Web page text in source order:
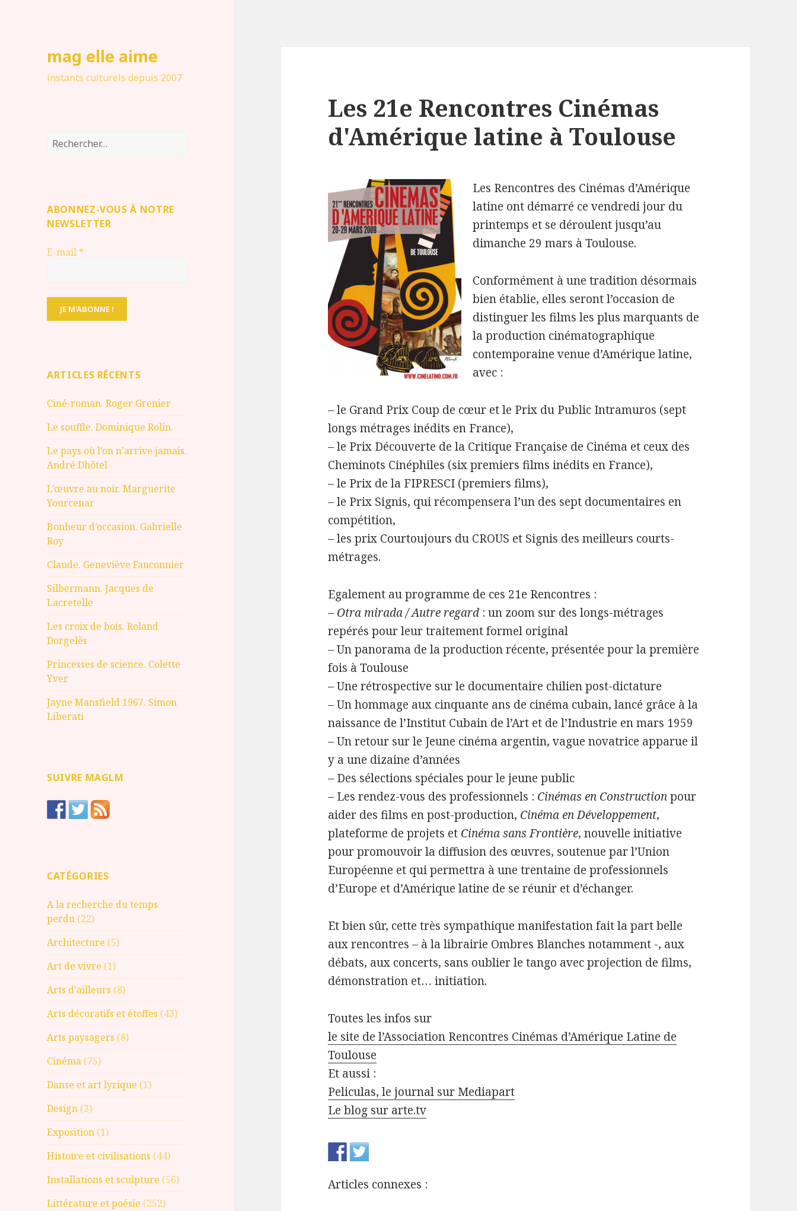
mag elle aime
instants culturels depuis 2007
Rechercher :
ABONNEZ-VOUS À NOTRE
NEWSLETTER
E-mail *
ARTICLES RÉCENTS
Ciné-roman. Roger Grenier
Le souffle. Dominique Rolin.
Le pays où l’on n’arrive jamais.
André Dhôtel
L’œuvre au noir. Marguerite
Yourcenar
Bonheur d’occasion. Gabrielle
Roy
Claude. Geneviève Fauconnier
Silbermann. Jacques de
Lacretelle
Les croix de bois. Roland
Dorgelès
Princesses de science. Colette
Yver
Jayne Mansfield 1967. Simon
Liberati
SUIVRE MAGLM
CATÉGORIES
A la recherche du temps
perdu (22)
Architecture (5)
Art de vivre (1)
Arts d'ailleurs (8)
Arts décoratifs et étoffes (43)
Arts paysagers (8)
Cinéma (75)
Danse et art lyrique (1)
Design (3)
Exposition (1)
Histoire et civilisations (44)
Installations et sculpture (56)
Littérature et poésie (252)
Les 21e Rencontres Cinémas
d'Amérique latine à Toulouse
Les Rencontres des Cinémas d’Amérique
latine ont démarré ce vendredi jour du
printemps et se déroulent jusqu’au
dimanche 29 mars à Toulouse.
Conformément à une tradition désormais
bien établie, elles seront l’occasion de
distinguer les films les plus marquants de
la production cinématographique
contemporaine venue d’Amérique latine,
avec :
– le Grand Prix Coup de cœur et le Prix du Public Intramuros (sept
longs métrages inédits en France),
– le Prix Découverte de la Critique Française de Cinéma et ceux des
Cheminots Cinéphiles (six premiers films inédits en France),
– le Prix de la FIPRESCI (premiers films),
– le Prix Signis, qui récompensera l’un des sept documentaires en
compétition,
– les prix Courtoujours du CROUS et Signis des meilleurs courts-
métrages.
Egalement au programme de ces 21e Rencontres :
– Otra mirada / Autre regard : un zoom sur des longs-métrages
repérés pour leur traitement formel original
– Un panorama de la production récente, présentée pour la première
fois à Toulouse
– Une rétrospective sur le documentaire chilien post-dictature
– Un hommage aux cinquante ans de cinéma cubain, lancé grâce à la
naissance de l’Institut Cubain de l’Art et de l’Industrie en mars 1959
– Un retour sur le Jeune cinéma argentin, vague novatrice apparue il
y a une dizaine d’années
– Des sélections spéciales pour le jeune public
– Les rendez-vous des professionnels : Cinémas en Constructionpour
aider des films en post-production, Cinéma en Développement,
plateforme de projets et Cinéma sans Frontière, nouvelle initiative
pour promouvoir la diffusion des œuvres, soutenue par l’Union
Européenne et qui permettra à une trentaine de professionnels
d’Europe et d’Amérique latine de se réunir et d’échanger.
Et bien sûr, cette très sympathique manifestation fait la part belle
aux rencontres – à la librairie Ombres Blanches notamment -, aux
débats, aux concerts, sans oublier le tango avec projection de films,
démonstration et… initiation.
Toutes les infos sur
le site de l’Association Rencontres Cinémas d’Amérique Latine de
Toulouse
Et aussi :
Peliculas, le journal sur Mediapart
Le blog sur arte.tv
Articles connexes :